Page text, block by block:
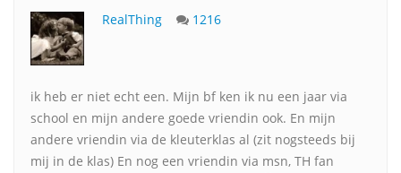
RealThing 1216
ik heb er niet echt een. Mijn bf ken ik nu een jaar via
school en mijn andere goede vriendin ook. En mijn
andere vriendin via de kleuterklas al (zit nogsteeds bij
mij in de klas) En nog een vriendin via msn, TH fan